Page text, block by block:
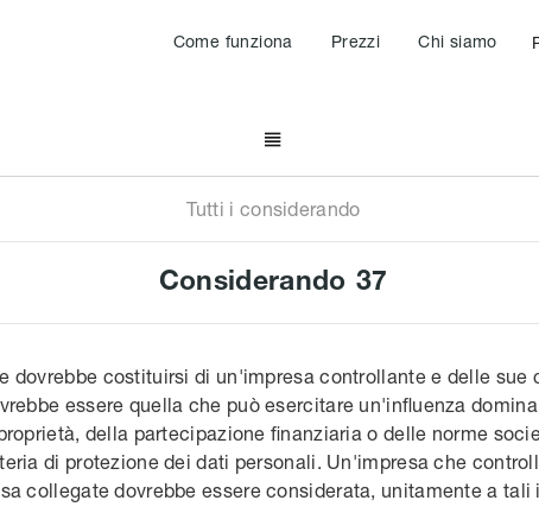
Come funziona Prezzi Chi siamo

Tutti i considerando
Considerando 37
dovrebbe costituirsi di un'impresa controllante e delle sue
essere quella che può esercitare un'influenza
della partecipazione finanziaria o delle norme
di protezione dei dati personali. Un'impresa che
collegate dovrebbe essere considerata, unitamente a tali